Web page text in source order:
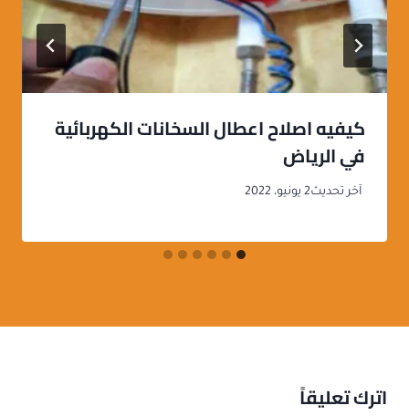
كيفيه اصلاح اعطال السخانات الكهربائية
في الرياض
آخر تحديث2 يونيو، 2022
اترك تعليقاً